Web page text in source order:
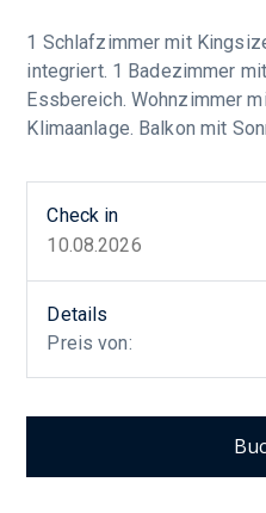
1 Schlafzimmer mit
integriert. 1 Badezimmer
Essbereich. Wohnzimmer
Klimaanlage. Balkon mit
Check in
Details
Preis von: